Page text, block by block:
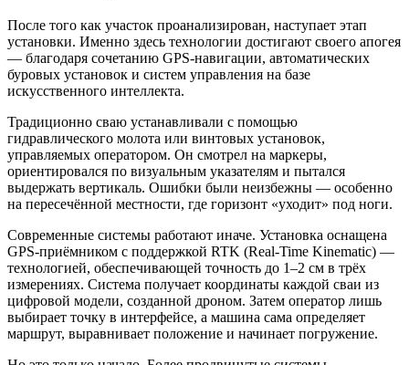
После того как участок проанализирован, наступает этап
установки. Именно здесь технологии достигают своего апогея
— благодаря сочетанию GPS-навигации, автоматических
буровых установок и систем управления на базе
искусственного интеллекта.
Традиционно сваю устанавливали с помощью
гидравлического молота или винтовых установок,
управляемых оператором. Он смотрел на маркеры,
ориентировался по визуальным указателям и пытался
выдержать вертикаль. Ошибки были неизбежны — особенно
на пересечённой местности, где горизонт «уходит» под ноги.
Современные системы работают иначе. Установка оснащена
GPS-приёмником с поддержкой RTK (Real-Time Kinematic) —
технологией, обеспечивающей точность до 1–2 см в трёх
измерениях. Система получает координаты каждой сваи из
цифровой модели, созданной дроном. Затем оператор лишь
выбирает точку в интерфейсе, а машина сама определяет
маршрут, выравнивает положение и начинает погружение.